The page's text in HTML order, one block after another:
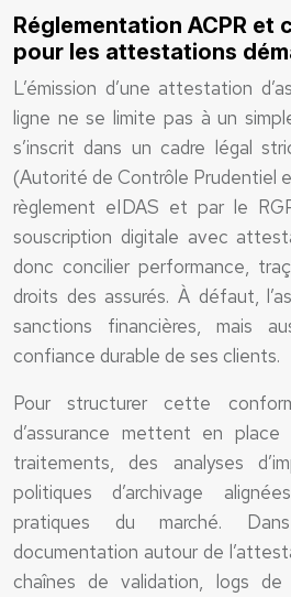
Réglementation ACPR et
pour les attestations
L’émission d’une attestation
ligne ne se limite pas à un
s’inscrit dans un cadre légal
(Autorité de Contrôle Prudentiel
règlement eIDAS et par le
souscription digitale avec
donc concilier performance,
droits des assurés. À défaut,
sanctions financières, mais
confiance durable de ses clients.
Pour structurer cette
d’assurance mettent en
traitements, des analyses
politiques d’archivage
pratiques du marché.
documentation autour de
chaînes de validation, logs